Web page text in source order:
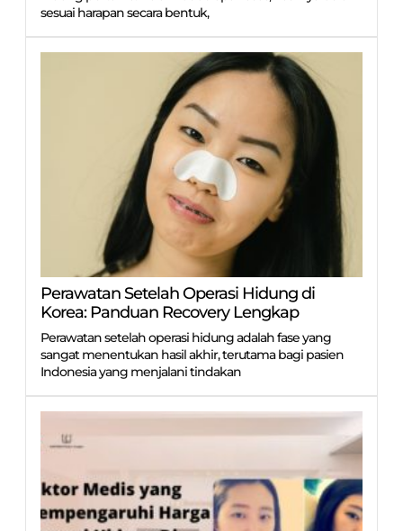
sesuai harapan secara bentuk,
Perawatan Setelah Operasi Hidung di
Korea: Panduan Recovery Lengkap
Perawatan setelah operasi hidung adalah fase yang
sangat menentukan hasil akhir, terutama bagi pasien
Indonesia yang menjalani tindakan